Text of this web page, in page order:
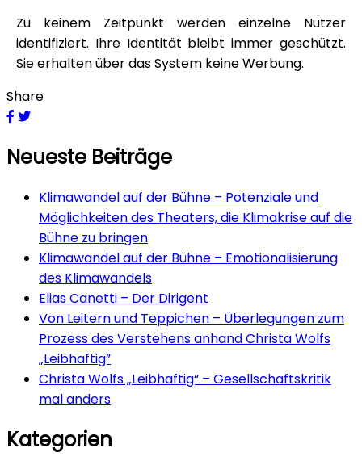
Zu keinem Zeitpunkt werden einzelne Nutzer
identifiziert. Ihre Identität bleibt immer geschützt.
Sie erhalten über das System keine Werbung.
Share
Neueste Beiträge
Klimawandel auf der Bühne – Potenziale und
Möglichkeiten des Theaters, die Klimakrise auf die
Bühne zu bringen
Klimawandel auf der Bühne – Emotionalisierung
des Klimawandels
Elias Canetti – Der Dirigent
Von Leitern und Teppichen – Überlegungen zum
Prozess des Verstehens anhand Christa Wolfs
„Leibhaftig”
Christa Wolfs „Leibhaftig“ – Gesellschaftskritik
mal anders
Kategorien